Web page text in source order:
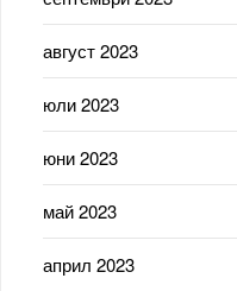
август 2023
юли 2023
юни 2023
май 2023
април 2023